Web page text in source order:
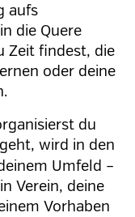
aufs
die Quere
Zeit findest, die
oder deine
du
wird in den
Umfeld –
Verein, deine
Vorhaben